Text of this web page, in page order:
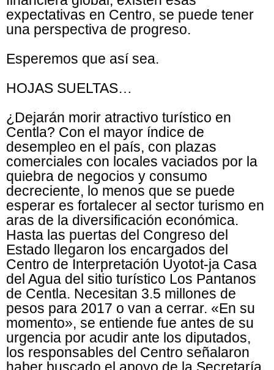
expectativas en Centro, se puede tener
una perspectiva de progreso.
Esperemos que así sea.
HOJAS SUELTAS…
¿Dejarán morir atractivo turístico en
Centla? Con el mayor índice de
desempleo en el país, con plazas
comerciales con locales vaciados por la
quiebra de negocios y consumo
decreciente, lo menos que se puede
esperar es fortalecer al sector turismo en
aras de la diversificación económica.
Hasta las puertas del Congreso del
Estado llegaron los encargados del
Centro de Interpretación Uyotot-ja Casa
del Agua del sitio turístico Los Pantanos
de Centla. Necesitan 3.5 millones de
pesos para 2017 o van a cerrar. «En su
momento», se entiende fue antes de su
urgencia por acudir ante los diputados,
los responsables del Centro señalaron